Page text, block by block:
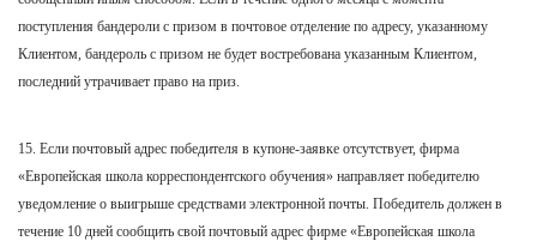
поступления бандероли с призом в почтовое отделение по адресу, указанному
Клиентом, бандероль с призом не будет востребована указанным Клиентом,
последний утрачивает право на приз.
15. Если почтовый адрес победителя в купоне-заявке отсутствует, фирма
«Европейская школа корреспондентского обучения» направляет победителю
уведомление о выигрыше средствами электронной почты. Победитель должен в
течение 10 дней сообщить свой почтовый адрес фирме «Европейская школа